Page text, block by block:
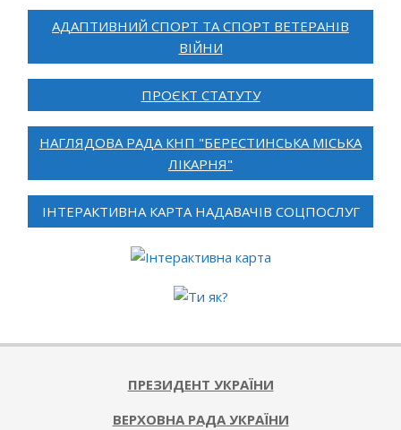
АДАПТИВНИЙ СПОРТ ТА СПОРТ ВЕТЕРАНІВ
ВІЙНИ
ПРОЄКТ СТАТУТУ
НАГЛЯДОВА РАДА КНП "БЕРЕСТИНСЬКА МІСЬКА
ЛІКАРНЯ"
ІНТЕРАКТИВНА КАРТА НАДАВАЧІВ СОЦПОСЛУГ
ПРЕЗИДЕНТ УКРАЇНИ
ВЕРХОВНА РАДА УКРАЇНИ